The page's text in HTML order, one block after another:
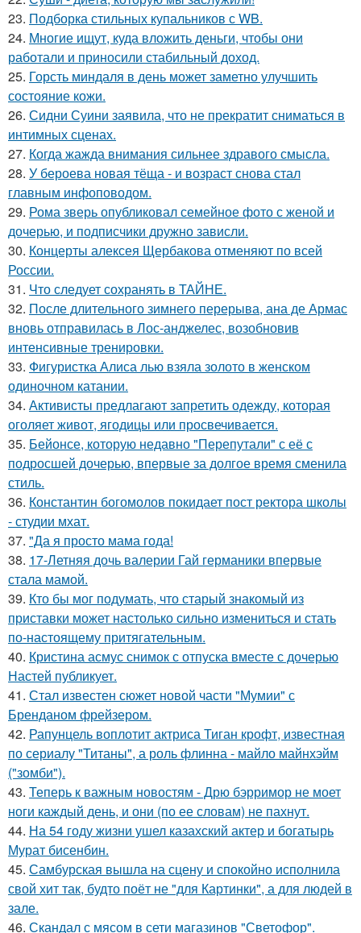
23. Подборка стильных купальников с WB.
24. Многие ищут, куда вложить деньги, чтобы они
работали и приносили стабильный доход.
25. Горсть миндаля в день может заметно улучшить
состояние кожи.
26. Сидни Суини заявила, что не прекратит сниматься в
интимных сценах.
27. Когда жажда внимания сильнее здравого смысла.
28. У бероева новая тёща - и возраст снова стал
главным инфоповодом.
29. Рома зверь опубликовал семейное фото с женой и
дочерью, и подписчики дружно зависли.
30. Концерты алексея Щербакова отменяют по всей
России.
31. Что следует сохранять в ТАЙНЕ.
32. После длительного зимнего перерыва, ана де Армас
вновь отправилась в Лос-анджелес, возобновив
интенсивные тренировки.
33. Фигуристка Алиса лью взяла золото в женском
одиночном катании.
34. Активисты предлагают запретить одежду, которая
оголяет живот, ягодицы или просвечивается.
35. Бейонсе, которую недавно "Перепутали" с её с
подросшей дочерью, впервые за долгое время сменила
стиль.
36. Константин богомолов покидает пост ректора школы
- студии мхат.
37. "Да я просто мама года!
38. 17-Летняя дочь валерии Гай германики впервые
стала мамой.
39. Кто бы мог подумать, что старый знакомый из
приставки может настолько сильно измениться и стать
по-настоящему притягательным.
40. Кристина асмус снимок с отпуска вместе с дочерью
Настей публикует.
41. Стал известен сюжет новой части "Мумии" с
Бренданом фрейзером.
42. Рапунцель воплотит актриса Тиган крофт, известная
по сериалу "Титаны", а роль флинна - майло майнхэйм
("зомби").
43. Теперь к важным новостям - Дрю бэрримор не моет
ноги каждый день, и они (по ее словам) не пахнут.
44. На 54 году жизни ушел казахский актер и богатырь
Мурат бисенбин.
45. Самбурская вышла на сцену и спокойно исполнила
свой хит так, будто поёт не "для Картинки", а для людей в
зале.
46. Скандал с мясом в сети магазинов "Светофор".